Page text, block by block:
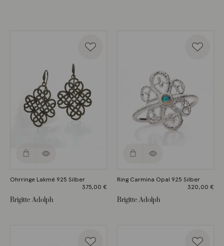
Ohrringe Lakmé 925 Silber
375,00 €
Brigitte Adolph
Ring Carmina Opal 925 Silber
320,00 €
Brigitte Adolph